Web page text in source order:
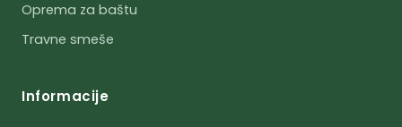
Oprema za baštu
Travne smeše
Informacije